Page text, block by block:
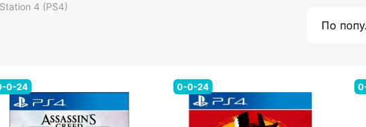
4 (PS4)
По
0-24 0-0-24